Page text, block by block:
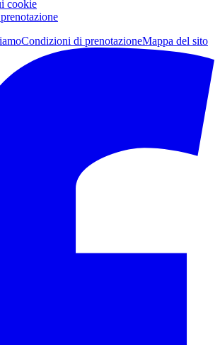
cookie
Condizioni di prenotazioneMappa del sito